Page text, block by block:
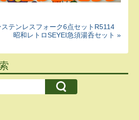
テンレスフォーク6点セットR5114
昭和レトロSEYEI急須湯呑セット »